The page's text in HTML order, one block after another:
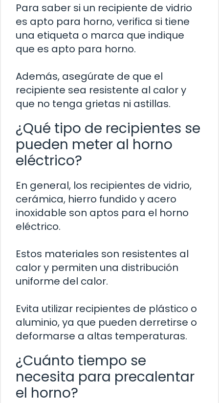
Para saber si un recipiente de vidrio
es apto para horno, verifica si tiene
una etiqueta o marca que indique
que es apto para horno.
Además, asegúrate de que el
recipiente sea resistente al calor y
que no tenga grietas ni astillas.
¿Qué tipo de recipientes se
pueden meter al horno
eléctrico?
En general, los recipientes de vidrio,
cerámica, hierro fundido y acero
inoxidable son aptos para el horno
eléctrico.
Estos materiales son resistentes al
calor y permiten una distribución
uniforme del calor.
Evita utilizar recipientes de plástico o
aluminio, ya que pueden derretirse o
deformarse a altas temperaturas.
¿Cuánto tiempo se
necesita para precalentar
el horno?